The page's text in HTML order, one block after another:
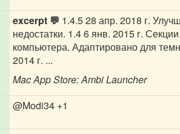
excerpt 💬 1.4.5 28 апр. 2018 г.
недостатки. 1.4 6 янв. 2015 г.
компьютера. Адаптировано для
2014 г. ...
‎Mac App Store: Ambi Launcher
@Modi34 +1